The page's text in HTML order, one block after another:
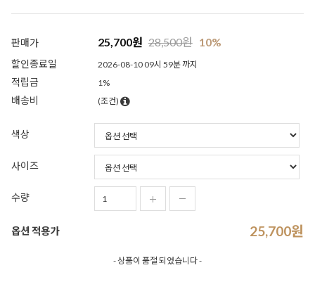
판매가 25,700원 28,500원 10%
할인종료일 2026-08-10 09시 59분 까지
적립금 1%
배송비 (조건)
색상
사이즈
수량
옵션 적용가 25,700원
- 상품이 품절 되었습니다 -